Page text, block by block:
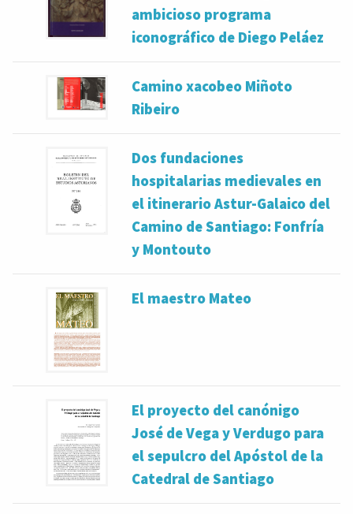
ambicioso programa
iconográfico de Diego Peláez
Camino xacobeo Miñoto
Ribeiro
Dos fundaciones
hospitalarias medievales en
el itinerario Astur-Galaico del
Camino de Santiago: Fonfría
y Montouto
El maestro Mateo
El proyecto del canónigo
José de Vega y Verdugo para
el sepulcro del Apóstol de la
Catedral de Santiago